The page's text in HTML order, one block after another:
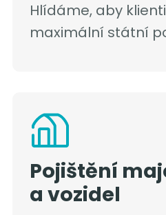
Hlídáme, aby
maximální státní
Pojištění
a vozidel